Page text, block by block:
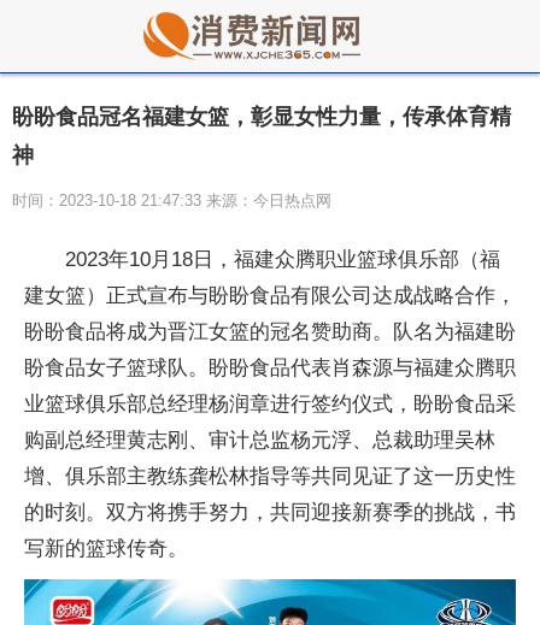
盼盼食品冠名福建女篮，彰显女性力量，传承体育精
神
时间：2023-10-18 21:47:33 来源：今日热点网
2023年10月18日，福建众腾职业篮球俱乐部（福
建女篮）正式宣布与盼盼食品有限公司达成战略合作，
盼盼食品将成为晋江女篮的冠名赞助商。队名为福建盼
盼食品女子篮球队。盼盼食品代表肖森源与福建众腾职
业篮球俱乐部总经理杨润章进行签约仪式，盼盼食品采
购副 总经理黄志刚、审计总监杨元浮、 总裁助理吴林
增、俱乐部主教练龚松林指导等共同见证了这一历史性
的时刻。双方将携手努力，共同迎接新赛季的挑战，书
写新的篮球传奇。